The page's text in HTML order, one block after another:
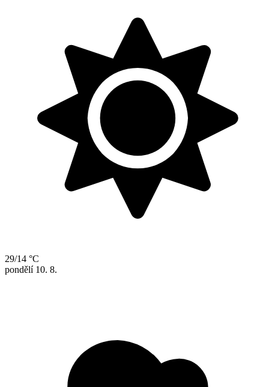
29/14 °C
pondělí 10. 8.